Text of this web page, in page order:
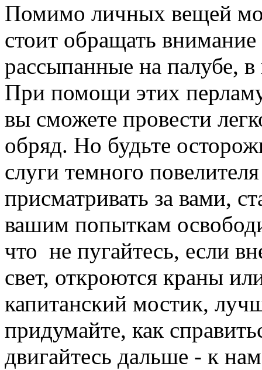
Помимо личных вещей
стоит обращать
рассыпанные на палубе,
При помощи этих
вы сможете провести
обряд. Но будьте
слуги темного
присматривать за вами,
вашим попыткам
что не пугайтесь, если
свет, откроются краны
капитанский мостик,
придумайте, как
двигайтесь дальше - к